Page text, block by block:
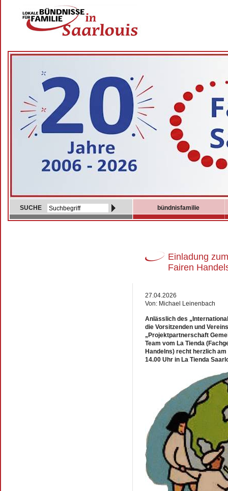
SUCHE bündnisfamilie
Einladung
Fairen
27.04.2026
Von: Michael Leinenbach
Anlässlich des
die Vorsitzenden und
„Projektpartnerschaft
Team vom La Tienda
Handelns) recht herzlich
14.00 Uhr in La Tienda